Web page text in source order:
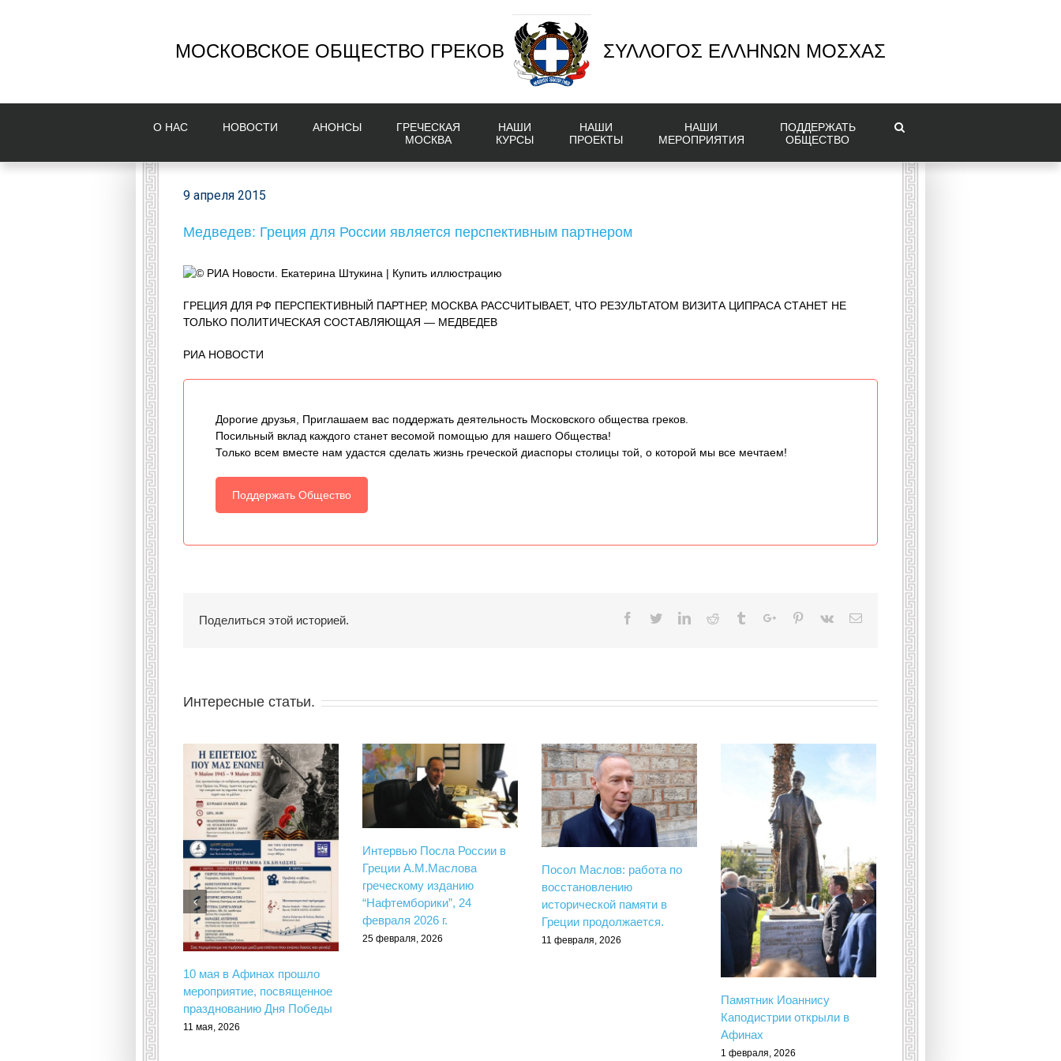
МОСКОВСКОЕ ОБЩЕСТВО ГРЕКОВ ΣΥΛΛΟΓΟΣ ΕΛΛΗΝΩΝ ΜΟΣΧΑΣ
О НAС НОВОСТИ AНОНСЫ
ГРЕЧЕСКАЯ
МОСКВА
НАШИ
КУРСЫ
НАШИ
ПРОЕКТЫ
НАШИ
МЕРОПРИЯТИЯ
ПОДДЕРЖАТЬ
ОБЩЕСТВО
9 апреля 2015
Медведев: Греция для России является перспективным партнером
© РИА Новости. Екатерина Штукина | Купить иллюстрацию
ГРЕЦИЯ ДЛЯ РФ ПЕРСПЕКТИВНЫЙ ПАРТНЕР, МОСКВА РАССЧИТЫВАЕТ, ЧТО РЕЗУЛЬТАТОМ ВИЗИТА ЦИПРАСА СТАНЕТ НЕ
ТОЛЬКО ПОЛИТИЧЕСКАЯ СОСТАВЛЯЮЩАЯ — МЕДВЕДЕВ
РИА НОВОСТИ
Дорогие друзья, Приглашаем вас поддержать деятельность Московского общества греков.
Посильный вклад каждого станет весомой помощью для нашего Общества!
Только всем вместе нам удастся сделать жизнь греческой диаспоры столицы той, о которой мы все мечтаем!
Поддержать Общество
Поделиться этой историей. Facebook
TwitterLinkedinReddit TumblrGoogle+Pinterest
Vk Email
Интересные статьи.
10 мая в Афинах прошло
мероприятие, посвященное
празднованию Дня Победы
11 мая, 2026
Интервью Посла России в
Греции А.М.Маслова
греческому изданию
“Нафтемборики”, 24
февраля 2026 г.
25 февраля, 2026
Посол Маслов: работа по
восстановлению
исторической памяти в
Греции продолжается.
11 февраля, 2026
Памятник Иоаннису
Каподистрии открыли в
Афинах
1 февраля, 2026
Умерла принцесса
Греческая и Датская Ирина
16 января, 2026